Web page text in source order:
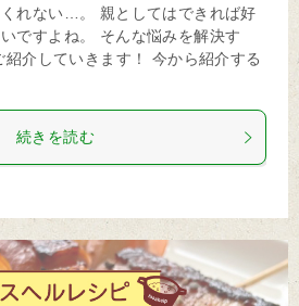
れない…。 親としてはできれば好
ですよね。 そんな悩みを解決す
紹介していきます！ 今から紹介する
続きを読む